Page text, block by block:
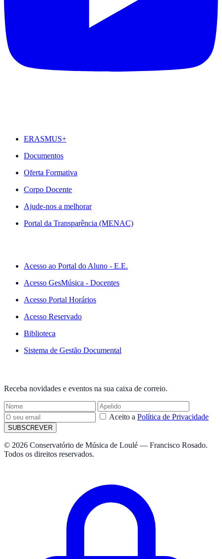
ERASMUS+
Documentos
Oferta Formativa
Corpo Docente
Ajude-nos a melhorar
Portal da Transparência (MENAC)
Acesso ao Portal do Aluno - E.E.
Acesso GesMúsica - Docentes
Acesso Portal Horários
Acesso Reservado
Biblioteca
Sistema de Gestão Documental
Receba novidades e eventos na sua caixa de correio.
Aceito a Política de Privacidade
SUBSCREVER
© 2026 Conservatório de Música de Loulé — Francisco Rosado.
Todos os direitos reservados.